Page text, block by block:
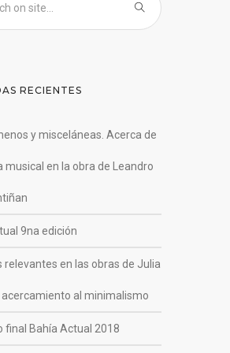
RECIENTES
y misceláneas. Acerca de
musical en la obra de Leandro
9na edición
relevantes en las obras de Julia
acercamiento al minimalismo
final Bahía Actual 2018